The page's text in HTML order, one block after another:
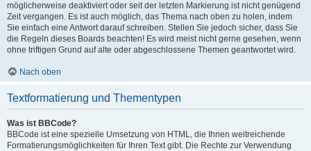
möglicherweise deaktiviert oder seit der letzten Markierung ist nicht genügend
Zeit vergangen. Es ist auch möglich, das Thema nach oben zu holen, indem
Sie einfach eine Antwort darauf schreiben. Stellen Sie jedoch sicher, dass Sie
die Regeln dieses Boards beachten! Es wird meist nicht gerne gesehen, wenn
ohne triftigen Grund auf alte oder abgeschlossene Themen geantwortet wird.
Nach oben
Textformatierung und Thementypen
Was ist BBCode?
BBCode ist eine spezielle Umsetzung von HTML, die Ihnen weitreichende
Formatierungsmöglichkeiten für Ihren Text gibt. Die Rechte zur Verwendung